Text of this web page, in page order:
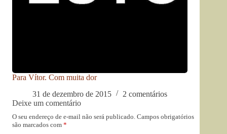
Para Vítor. Com muita dor
31 de dezembro de 2015
2 comentários
Deixe um comentário
O seu endereço de e-mail não será publicado. Campos obrigatórios
são marcados com *